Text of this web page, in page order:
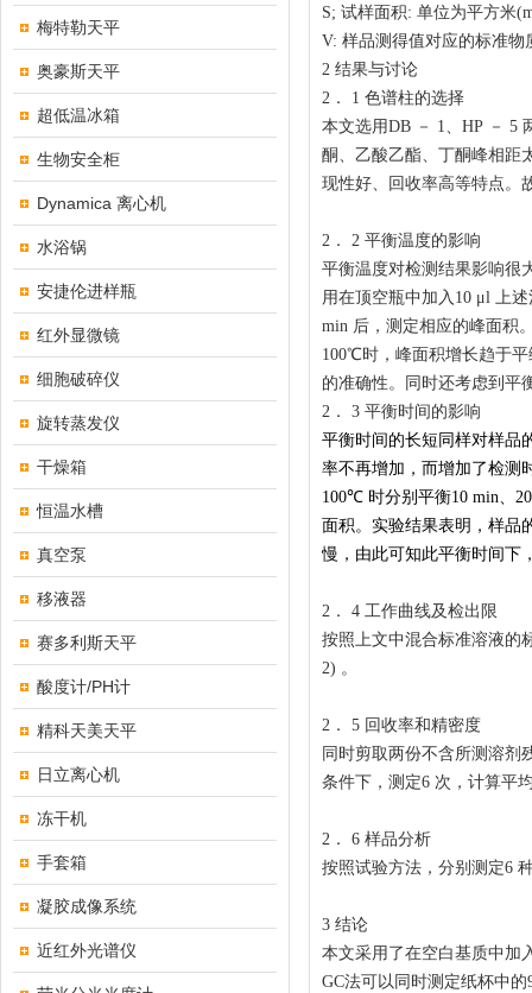
梅特勒天平
奥豪斯天平
超低温冰箱
生物安全柜
Dynamica 离心机
水浴锅
安捷伦进样瓶
红外显微镜
细胞破碎仪
旋转蒸发仪
干燥箱
恒温水槽
真空泵
移液器
赛多利斯天平
酸度计/PH计
精科天美天平
日立离心机
冻干机
手套箱
凝胶成像系统
近红外光谱仪
S; 试样面积: 单位为平方米
V: 样品测得值对应的标准物
2 结果与讨论
2 ． 1 色谱柱的选择
本文选用DB － 1、 HP － 5
酮、乙酸乙酯、丁酮峰相距
现性好、回收率高等特点。
2 ． 2 平衡温度的影响
平衡温度对检测结果影响很
用在顶空瓶中加入 10 μl 上述
min 后，测定相应的峰面积
100℃时，峰面积增长趋于平
的准确性。同时还考虑到平
2 ． 3 平衡时间的影响
平衡时间的长短同样对样品
率不再增加，而增加了检测
100℃ 时分别平衡10 min、
面积。实验结果表明，样品
慢，由此可知此平衡时间下
2 ． 4 工作曲线及检出限
按照上文中混合标准溶液的
2) 。
2 ． 5 回收率和精密度
同时剪取两份不含所测溶剂
条件下，测定6 次，计算平
2 ． 6 样品分析
按照试验方法，分别测定6
3 结论
本文采用了在空白基质中加
GC法可以同时测定纸杯中的